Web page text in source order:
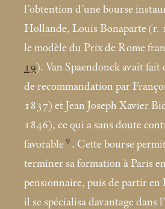
l’obtention d’une bourse
Hollande, Louis Bonaparte (r.
le modèle du Prix de Rome
19). Van Spaendonck avait fait
de recommandation par
1837) et Jean Joseph Xavier
1846), ce qui a sans doute
favorable 9 . Cette bourse
terminer sa formation à Paris
pensionnaire, puis de partir en
il se spécialisa davantage dans